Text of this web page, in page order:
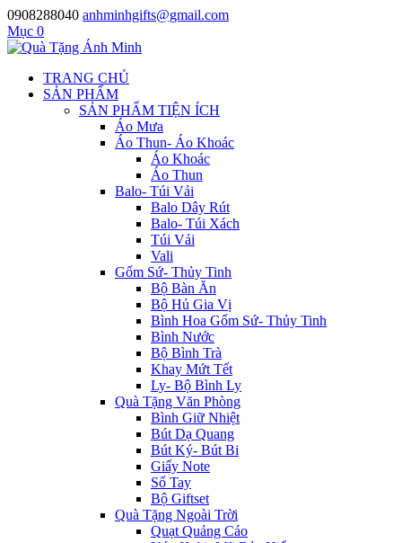
0908288040 anhminhgifts@gmail.com
Mục 0
TRANG CHỦ
SẢN PHẨM
SẢN PHẨM TIỆN ÍCH
Áo Mưa
Áo Thun- Áo Khoác
Áo Khoác
Áo Thun
Balo- Túi Vải
Balo Dây Rút
Balo- Túi Xách
Túi Vải
Vali
Gốm Sứ- Thủy Tinh
Bộ Bàn Ăn
Bộ Hủ Gia Vị
Bình Hoa Gốm Sứ- Thủy Tinh
Bình Nước
Bộ Bình Trà
Khay Mứt Tết
Ly- Bộ Bình Ly
Quà Tặng Văn Phòng
Bình Giữ Nhiệt
Bút Dạ Quang
Bút Ký- Bút Bi
Giấy Note
Sổ Tay
Bộ Giftset
Quà Tặng Ngoài Trời
Quạt Quảng Cáo